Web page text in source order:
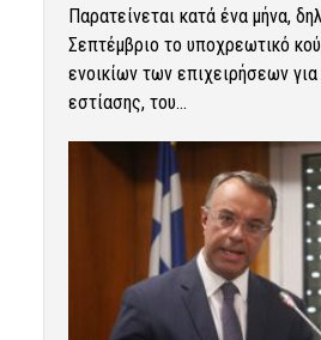
Παρατείνεται κατά ένα μήνα,
Σεπτέμβριο το υποχρεωτικό
ενοικίων των επιχειρήσεων
εστίασης, του...